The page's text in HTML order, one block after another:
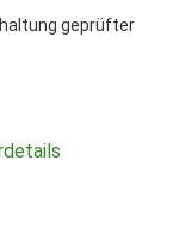
geprüfter